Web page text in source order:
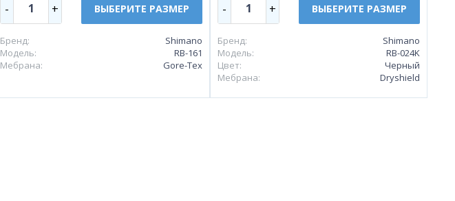
- 1 + ВЫБЕРИТЕ РАЗМЕР
Бренд:
Shimano
Модель:
RB-161
Мебрана:
Gore-Tex
- 1 + ВЫБЕРИТЕ РАЗМЕР
Бренд:
Shimano
Модель:
RB-024K
Цвет:
Черный
Мебрана:
Dryshield